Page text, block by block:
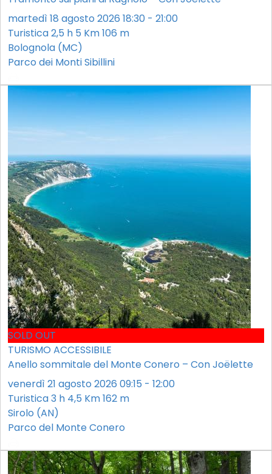
martedì 18 agosto 2026 18:30 - 21:00
Turistica2,5 h 5 Km106 m
Bolognola (MC)
Parco dei Monti Sibillini
SOLD OUT
TURISMO ACCESSIBILE
Anello sommitale del Monte Conero – Con Joëlette
venerdì 21 agosto 2026 09:15 - 12:00
Turistica3 h 4,5 Km162 m
Sirolo (AN)
Parco del Monte Conero